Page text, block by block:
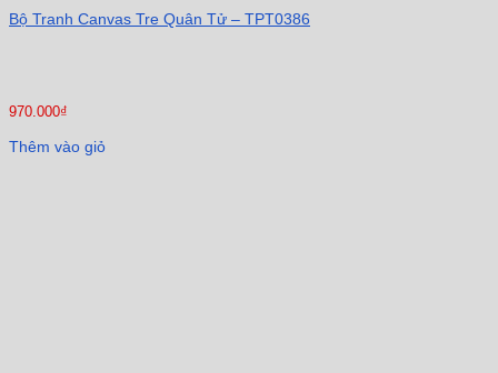
Bộ Tranh Canvas Tre Quân Tử – TPT0386
970.000₫
Thêm vào giỏ